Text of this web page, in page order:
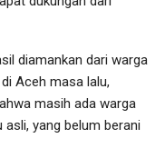
diamankan dari warga
Aceh masa lalu,
masih ada warga
yang belum berani